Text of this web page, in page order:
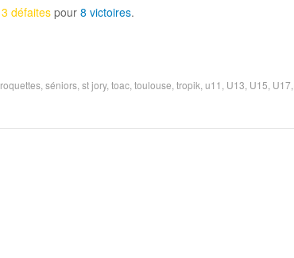
3 défaitespour 8 victoires.
roquettes, séniors, st jory, toac, toulouse tropik u11 U13 U15 U17,